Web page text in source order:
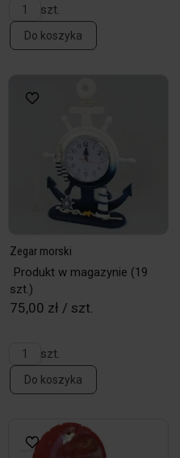
szt.
Do koszyka
Zegar morski
Produkt w magazynie (19
szt.)
75,00 zł / szt.
szt.
Do koszyka